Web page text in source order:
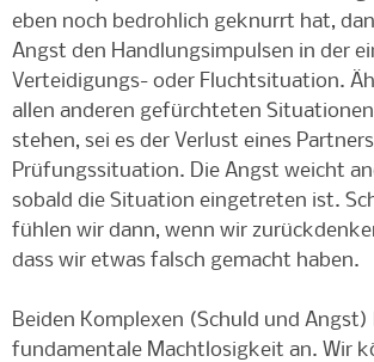
eben noch bedrohlich geknurrt hat,
Angst den Handlungsimpulsen in der
Verteidigungs- oder Fluchtsituation.
allen anderen gefürchteten
stehen, sei es der Verlust eines
Prüfungssituation. Die Angst weicht
sobald die Situation eingetreten ist.
fühlen wir dann, wenn wir
dass wir etwas falsch gemacht haben.
Beiden Komplexen (Schuld und
fundamentale Machtlosigkeit an. Wir